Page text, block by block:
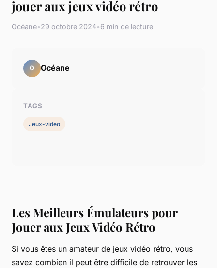
jouer aux jeux vidéo rétro
Océane•29 octobre 2024•6 min de lecture
Les Meilleurs Émulateurs pour
Jouer aux Jeux Vidéo Rétro
Si vous êtes un amateur de jeux vidéo rétro, vous
savez combien il peut être difficile de retrouver les
O Océane
TAGS
Jeux-video